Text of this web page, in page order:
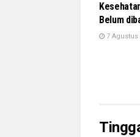
Belum
7 Agustus